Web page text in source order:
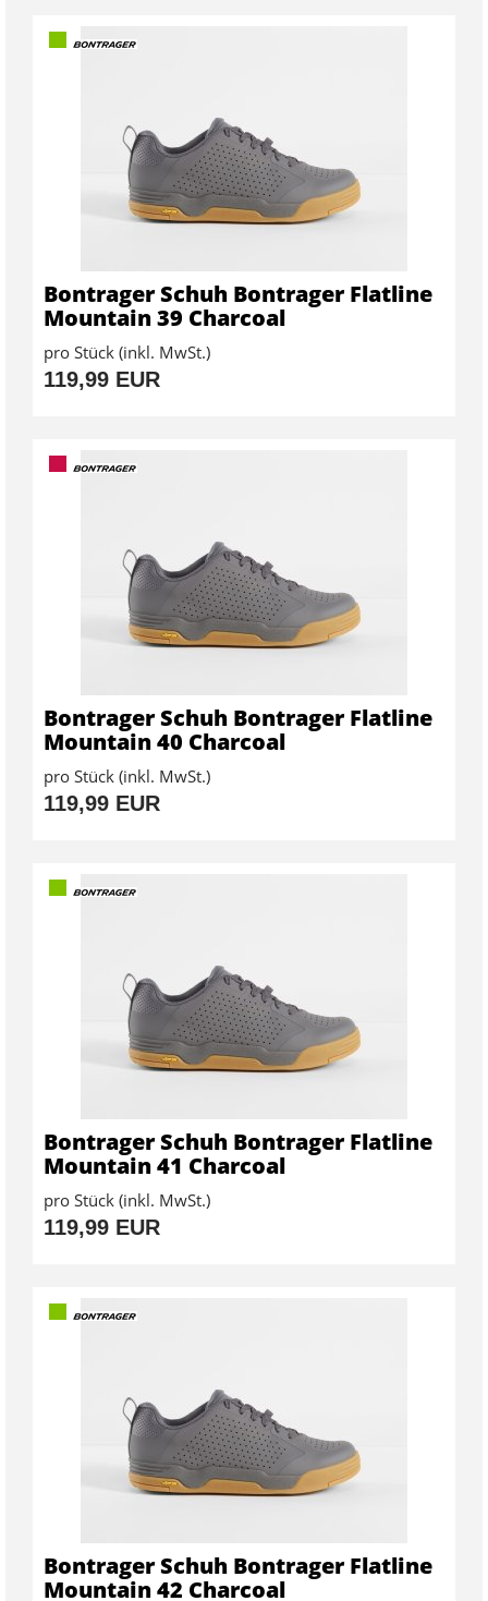
Bontrager Schuh Bontrager Flatline
Mountain 39 Charcoal
pro Stück (inkl. MwSt.)
119,99 EUR
Bontrager Schuh Bontrager Flatline
Mountain 40 Charcoal
pro Stück (inkl. MwSt.)
119,99 EUR
Bontrager Schuh Bontrager Flatline
Mountain 41 Charcoal
pro Stück (inkl. MwSt.)
119,99 EUR
Bontrager Schuh Bontrager Flatline
Mountain 42 Charcoal